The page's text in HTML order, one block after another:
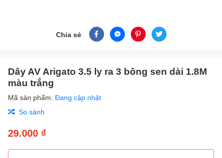
Chia sẻ
Dây AV Arigato 3.5 ly ra 3 bông sen dài 1.8M
màu trắng
Mã sản phẩm: Đang cập nhật
So sánh
29.000 ₫